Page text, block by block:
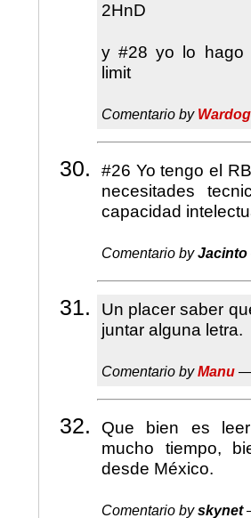
2HnD
y #28 yo lo hago
limit
Comentario by Wardog
#26 Yo tengo el
necesitades
capacidad
Comentario byJacinto
Un placer saber
juntar alguna letra.
Comentario byManu —
Que bien es
mucho tiempo,
desde México.
Comentario byskynet